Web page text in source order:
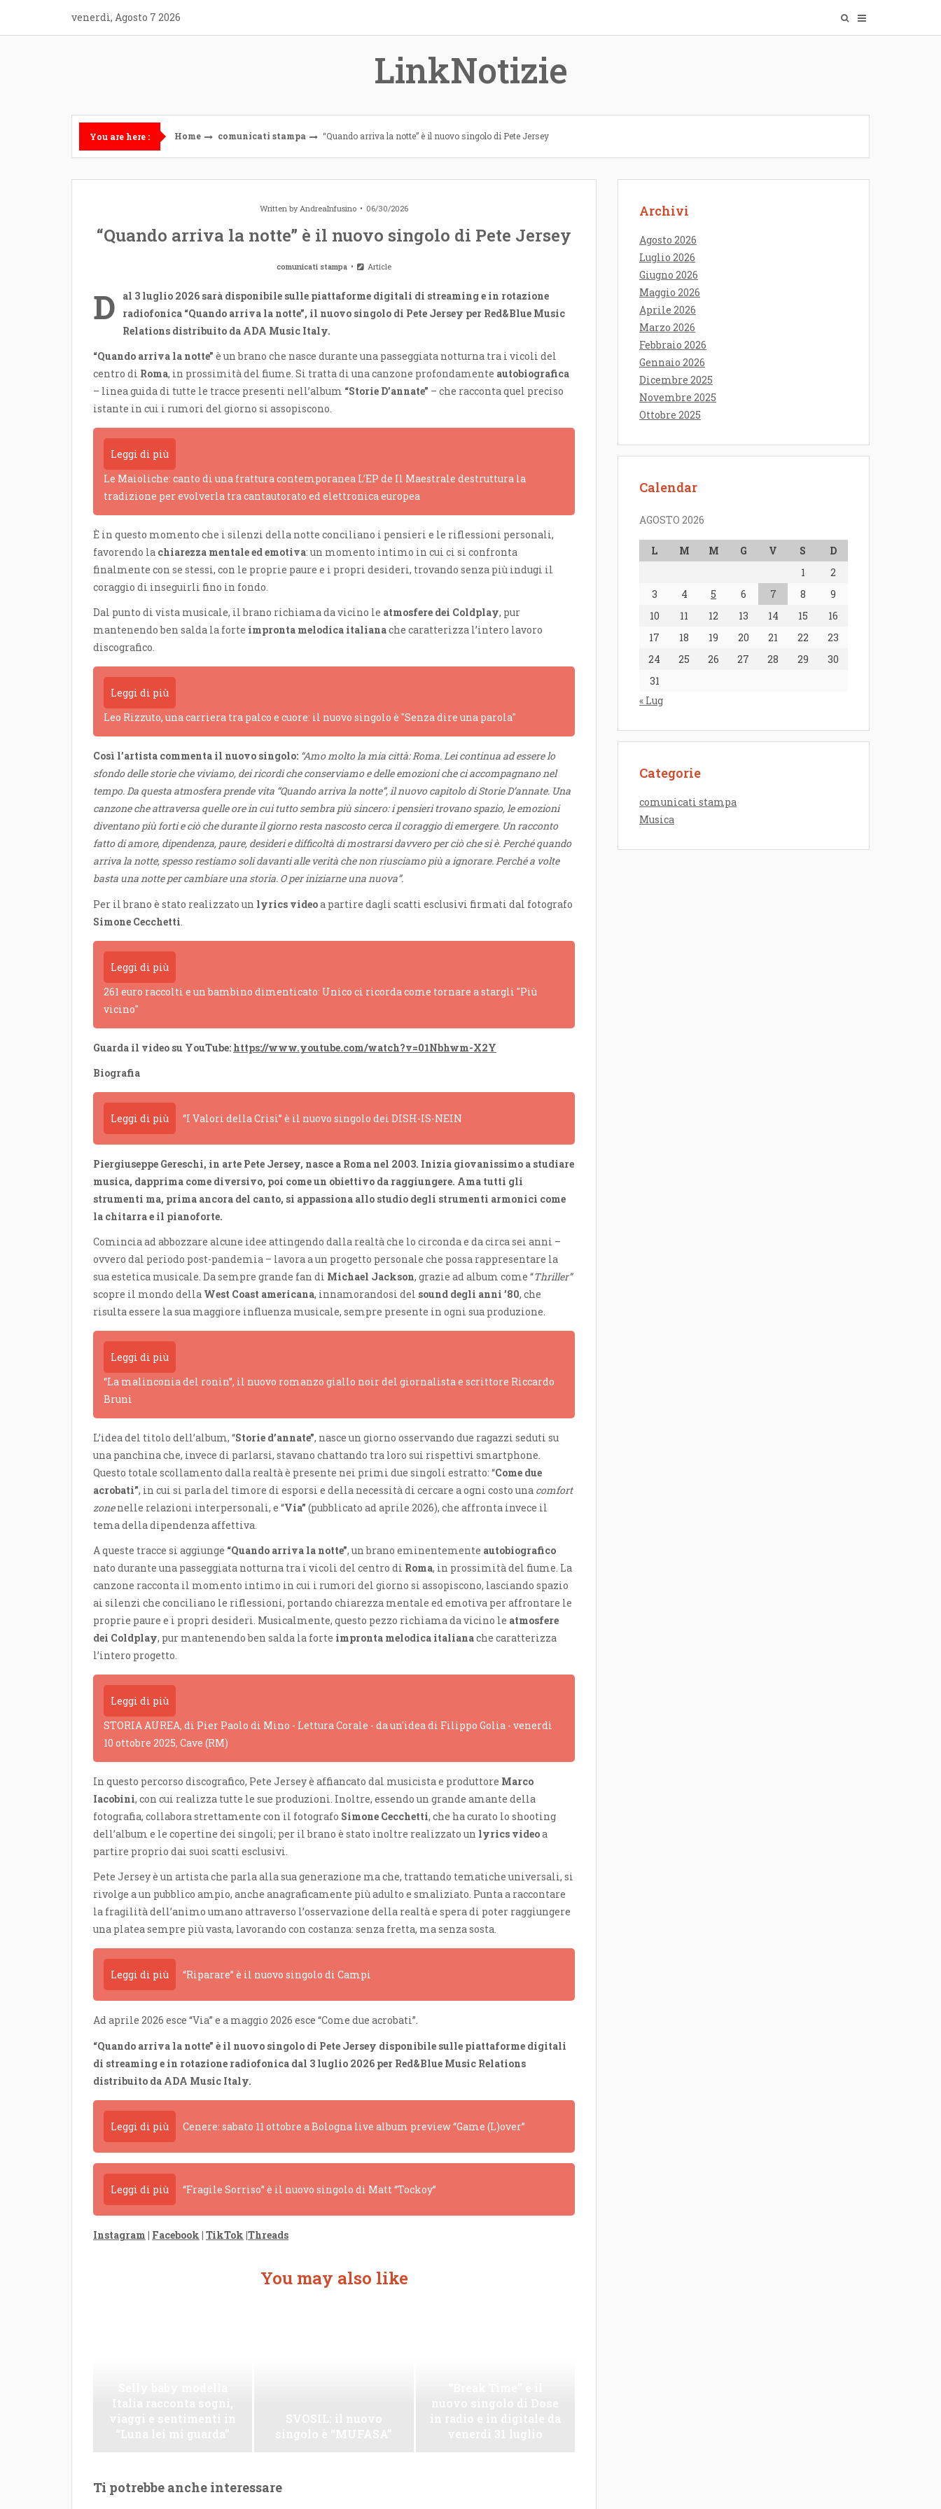
content
venerdì, Agosto 7 2026
LinkNotizie
You are here : Home comunicati stampa “Quando arriva la notte” è il nuovo singolo di Pete Jersey
Written byAndreaInfusino 06/30/2026
“Quando arriva la notte” è il nuovo singolo di Pete Jersey
comunicati stampa Article
D
al 3 luglio 2026 sarà disponibile sulle piattaforme digitali di streaming e in rotazione
radiofonica “Quando arriva la notte”, il nuovo singolo di Pete Jersey per Red&Blue Music
Relations distribuito da ADA Music Italy.
“Quando arriva la notte” è un brano che nasce durante una passeggiata notturna tra i vicoli del
centro di Roma, in prossimità del fiume. Si tratta di una canzone profondamente autobiografica
– linea guida di tutte le tracce presenti nell’album “Storie D’annate” – che racconta quel preciso
istante in cui i rumori del giorno si assopiscono.
Leggi di più
Le Maioliche: canto di una frattura contemporanea L’EP de Il Maestrale destruttura la
tradizione per evolverla tra cantautorato ed elettronica europea
È in questo momento che i silenzi della notte conciliano i pensieri e le riflessioni personali,
favorendo la chiarezza mentale ed emotiva: un momento intimo in cui ci si confronta
finalmente con se stessi, con le proprie paure e i propri desideri, trovando senza più indugi il
coraggio di inseguirli fino in fondo.
Dal punto di vista musicale, il brano richiama da vicino le atmosfere dei Coldplay, pur
mantenendo ben salda la forte impronta melodica italianache caratterizza l’intero lavoro
discografico.
Leggi di più
Leo Rizzuto, una carriera tra palco e cuore: il nuovo singolo è "Senza dire una parola"
Così l’artista commenta il nuovo singolo: “Amo molto la mia città: Roma. Lei continua ad essere lo
sfondo delle storie che viviamo, dei ricordi che conserviamo e delle emozioni che ci accompagnano nel
tempo. Da questa atmosfera prende vita “Quando arriva la notte”, il nuovo capitolo di Storie D’annate. Una
canzone che attraversa quelle ore in cui tutto sembra più sincero: i pensieri trovano spazio, le emozioni
diventano più forti e ciò che durante il giorno resta nascosto cerca il coraggio di emergere. Un racconto
fatto di amore, dipendenza, paure, desideri e difficoltà di mostrarsi davvero per ciò che si è. Perché quando
arriva la notte, spesso restiamo soli davanti alle verità che non riusciamo più a ignorare. Perché a volte
basta una notte per cambiare una storia. O per iniziarne una nuova”.
Per il brano è stato realizzato un lyrics videoa partire dagli scatti esclusivi firmati dal fotografo
Simone Cecchetti
Leggi di più
261 euro raccolti e un bambino dimenticato: Unico ci ricorda come tornare a stargli "Più
vicino"
Guarda il video su YouTube: https://www.youtube.com/watch?v=01Nbhwm-X2Y
Biografia
Leggi di più “I Valori della Crisi” è il nuovo singolo dei DISH-IS-NEIN
Piergiuseppe Gereschi, in arte Pete Jersey, nasce a Roma nel 2003. Inizia giovanissimo a studiare
musica, dapprima come diversivo, poi come un obiettivo da raggiungere. Ama tutti gli
strumenti ma, prima ancora del canto, si appassiona allo studio degli strumenti armonici come
la chitarra e il pianoforte.
Comincia ad abbozzare alcune idee attingendo dalla realtà che lo circonda e da circa sei anni –
ovvero dal periodo post-pandemia – lavora a un progetto personale che possa rappresentare la
sua estetica musicale. Da sempre grande fan di Michael Jackson, grazie ad album come “Thriller”
scopre il mondo della West Coast americana, innamorandosi del sound degli anni ’80, che
risulta essere la sua maggiore influenza musicale, sempre presente in ogni sua produzione.
Leggi di più
“La malinconia del ronin”, il nuovo romanzo giallo noir del giornalista e scrittore Riccardo
Bruni
L’idea del titolo dell’album, “Storie d’annate”, nasce un giorno osservando due ragazzi seduti su
una panchina che, invece di parlarsi, stavano chattando tra loro sui rispettivi smartphone.
Questo totale scollamento dalla realtà è presente nei primi due singoli estratto: “Come due
acrobati”, in cui si parla del timore di esporsi e della necessità di cercare a ogni costo una comfort
zonenelle relazioni interpersonali, e “Via” (pubblicato ad aprile 2026), che affronta invece il
tema della dipendenza affettiva.
A queste tracce si aggiunge “Quando arriva la notte”, un brano eminentemente autobiografico
nato durante una passeggiata notturna tra i vicoli del centro di Roma, in prossimità del fiume. La
canzone racconta il momento intimo in cui i rumori del giorno si assopiscono, lasciando spazio
ai silenzi che conciliano le riflessioni, portando chiarezza mentale ed emotiva per affrontare le
proprie paure e i propri desideri. Musicalmente, questo pezzo richiama da vicino le atmosfere
dei Coldplay, pur mantenendo ben salda la forte impronta melodica italianache caratterizza
l’intero progetto.
Leggi di più
STORIA AUREA, di Pier Paolo di Mino - Lettura Corale - da un'idea di Filippo Golia - venerdì
10 ottobre 2025, Cave (RM)
In questo percorso discografico, Pete Jersey è affiancato dal musicista e produttore Marco
Iacobini, con cui realizza tutte le sue produzioni. Inoltre, essendo un grande amante della
fotografia, collabora strettamente con il fotografo Simone Cecchetti, che ha curato lo shooting
dell’album e le copertine dei singoli; per il brano è stato inoltre realizzato un lyrics videoa
partire proprio dai suoi scatti esclusivi.
Pete Jersey è un artista che parla alla sua generazione ma che, trattando tematiche universali, si
rivolge a un pubblico ampio, anche anagraficamente più adulto e smaliziato. Punta a raccontare
la fragilità dell’animo umano attraverso l’osservazione della realtà e spera di poter raggiungere
una platea sempre più vasta, lavorando con costanza: senza fretta, ma senza sosta.
Leggi di più “Riparare” è il nuovo singolo di Campi
Ad aprile 2026 esce “Via” e a maggio 2026 esce “Come due acrobati”.
“Quando arriva la notte” è il nuovo singolo di Pete Jersey disponibile sulle piattaforme digitali
di streaming e in rotazione radiofonica dal 3 luglio 2026 per Red&Blue Music Relations
distribuito da ADA Music Italy.
Leggi di più Cenere: sabato 11 ottobre a Bologna live album preview “Game (L)over”
Leggi di più “Fragile Sorriso” è il nuovo singolo di Matt “Tockoy”
Instagram | Facebook | TikTok |Threads
You may also like
Ti potrebbe anche interessare
Archivi
Agosto 2026
Luglio 2026
Giugno 2026
Maggio 2026
Aprile 2026
Marzo 2026
Febbraio 2026
Gennaio 2026
Dicembre 2025
Novembre 2025
Ottobre 2025
Calendar
AGOSTO 2026
L M M G V S
D
1
2
3
4 5 6 7 8
9
10
11 12 13 14 15
16
17
18 19 20 21 22
23
24
25 26 27 28 29
30
31
« Lug
Categorie
comunicati stampa
Musica